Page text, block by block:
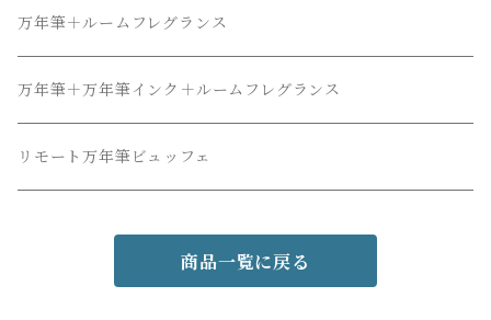
万年筆＋ルームフレグランス
万年筆＋万年筆インク＋ルームフレグランス
リモート万年筆ビュッフェ
商品一覧に戻る